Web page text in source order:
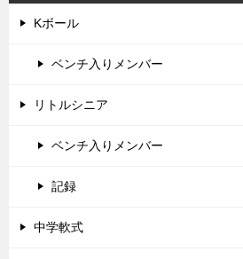
Kボール
ベンチ入りメンバー
リトルシニア
ベンチ入りメンバー
記録
中学軟式